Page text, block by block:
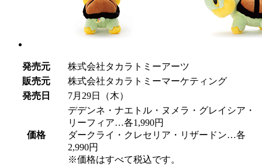
発売元
株式会社タカラトミーアーツ
販売元
株式会社タカラトミーマーケティング
発売日
7月29日（木）
価格
デデンネ・ナエトル・ヌメラ・グレイシア・
リーフィア…各1,990円
ダークライ・クレセリア・リザードン…各
2,990円
※価格はすべて税込です。